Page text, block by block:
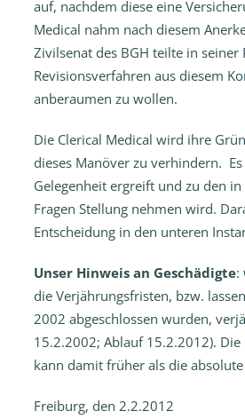
auf, nachdem diese eine
Medical nahm nach diesem
Zivilsenat des BGH teilte in
Revisionsverfahren aus diesem
anberaumen zu wollen.
Die Clerical Medical wird ihre
dieses Manöver zu verhindern.
Gelegenheit ergreift und zu den
Fragen Stellung nehmen wird.
Entscheidung in den unteren
Unser Hinweis an Geschädigte:
die Verjährungsfristen, bzw.
2002 abgeschlossen wurden,
15.2.2002; Ablauf 15.2.2012).
kann damit früher als die
Freiburg, den 2.2.2012